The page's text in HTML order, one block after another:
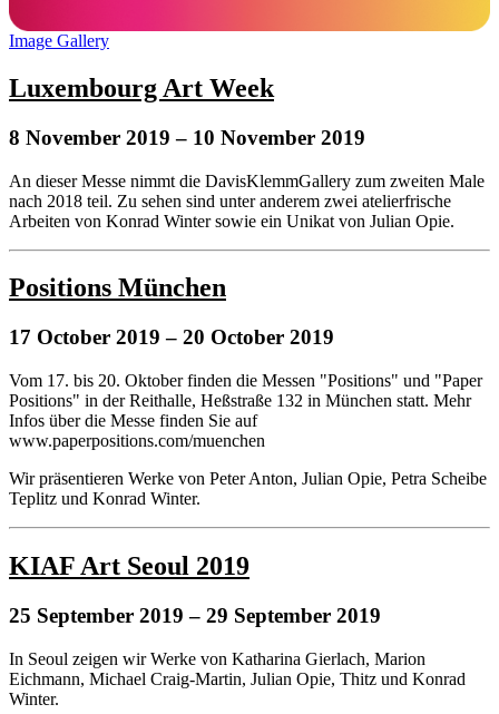
Image Gallery
Luxembourg Art Week
8 November 2019 – 10 November 2019
An dieser Messe nimmt die DavisKlemmGallery zum zweiten Male
nach 2018 teil. Zu sehen sind unter anderem zwei atelierfrische
Arbeiten von Konrad Winter sowie ein Unikat von Julian Opie.
Positions München
17 October 2019 – 20 October 2019
Vom 17. bis 20. Oktober finden die Messen "Positions" und "Paper
Positions" in der Reithalle, Heßstraße 132 in München statt. Mehr
Infos über die Messe finden Sie auf
www.paperpositions.com/muenchen
Wir präsentieren Werke von Peter Anton, Julian Opie, Petra Scheibe
Teplitz und Konrad Winter.
KIAF Art Seoul 2019
25 September 2019 – 29 September 2019
In Seoul zeigen wir Werke von Katharina Gierlach, Marion
Eichmann, Michael Craig-Martin, Julian Opie, Thitz und Konrad
Winter.